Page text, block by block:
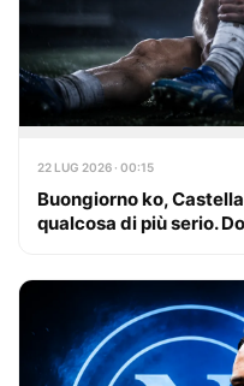
22 LUG 2026 · 00:15
Buongiorno ko,
qualcosa di più serio.